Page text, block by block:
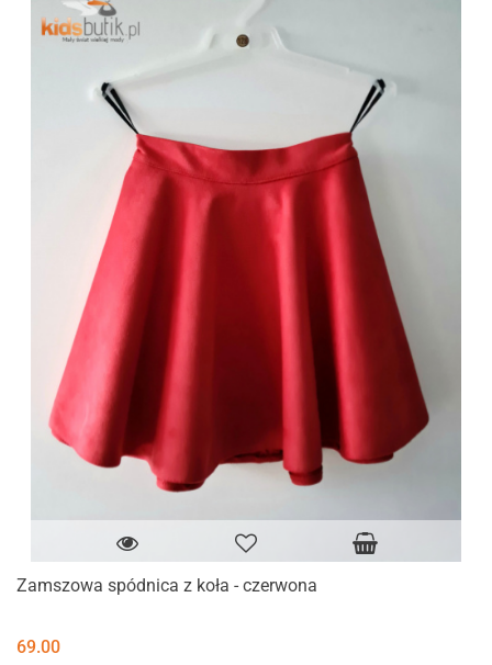
Zamszowa spódnica z koła - czerwona
69.00